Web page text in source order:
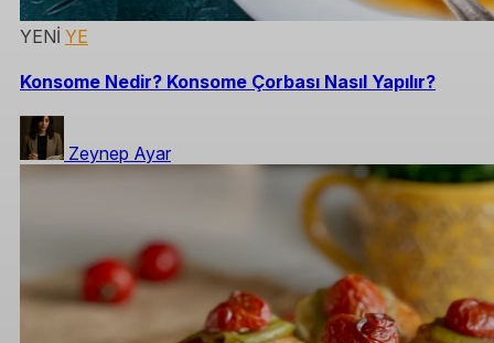
YENİ YE
Konsome Nedir? Konsome Çorbası Nasıl Yapılır?
Zeynep Ayar